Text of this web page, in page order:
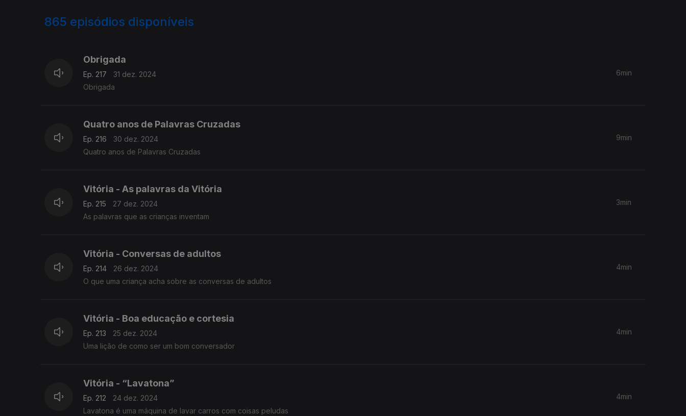
865 episódios disponíveis
Obrigada
Ep. 217
31 dez. 2024
Obrigada
6min
Quatro anos de Palavras Cruzadas
Ep. 216
30 dez. 2024
Quatro anos de Palavras Cruzadas
9min
Vitória - As palavras da Vitória
Ep. 215
27 dez. 2024
As palavras que as crianças inventam
3min
Vitória - Conversas de adultos
Ep. 214
26 dez. 2024
O que uma criança acha sobre as conversas de adultos
4min
Vitória - Boa educação e cortesia
Ep. 213
25 dez. 2024
Uma lição de como ser um bom conversador
4min
Vitória - “Lavatona”
Ep. 212
24 dez. 2024
Lavatona é uma máquina de lavar carros com coisas peludas
4min